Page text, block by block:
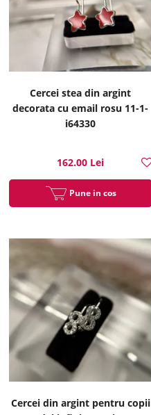
Cercei stea din argint
decorata cu email rosu 11-1-
i64330
162.00 Lei
Pune in cos
Cercei din argint pentru copii